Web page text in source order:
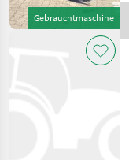
Gebrauchtmaschine